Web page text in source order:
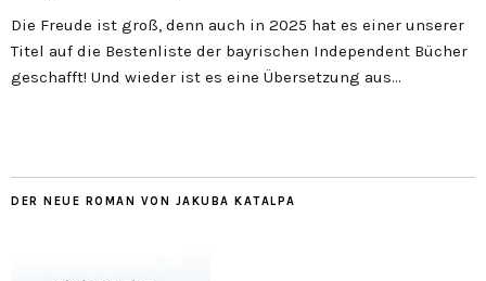
Die Freude ist groß, denn auch in 2025 hat es einer unserer
Titel auf die Bestenliste der bayrischen Independent Bücher
geschafft! Und wieder ist es eine Übersetzung aus…
DER NEUE ROMAN VON JAKUBA KATALPA